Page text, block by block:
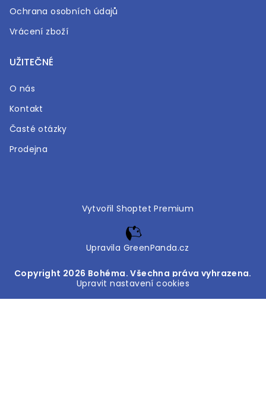
Ochrana osobních údajů
Vrácení zboží
UŽITEČNÉ
O nás
Kontakt
Časté otázky
Prodejna
Copyright 2026 Bohéma. Všechna práva vyhrazena.
Upravit nastavení cookies
Vytvořil Shoptet Premium
Upravila GreenPanda.cz